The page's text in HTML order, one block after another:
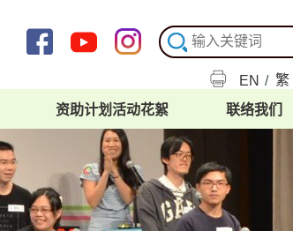
EN / 繁
资助计划活动花絮 联络我们